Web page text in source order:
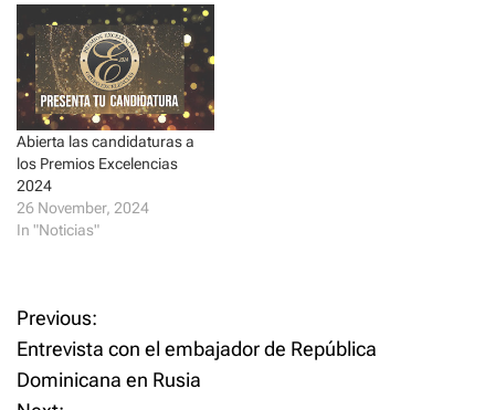
i
n
n
e
w
w
i
n
d
o
w
)
s
i
n
n
e
w
w
i
n
d
w
Abierta las candidaturas a
los Premios Excelencias
2024
26 November, 2024
In "Noticias"
P
o
Previous:
Entrevista con el embajador de República
Dominicana en Rusia